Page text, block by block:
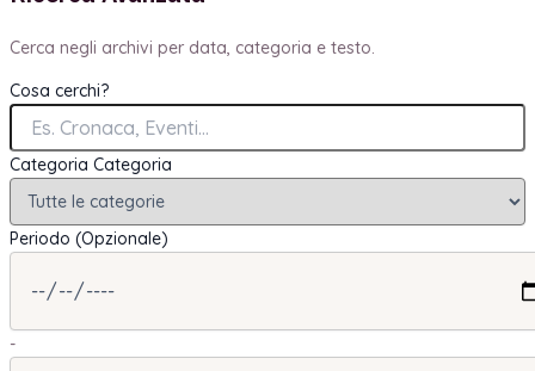
Cerca negli archivi per data, categoria e testo.
Cosa cerchi?
Categoria Categoria
Periodo (Opzionale)
-